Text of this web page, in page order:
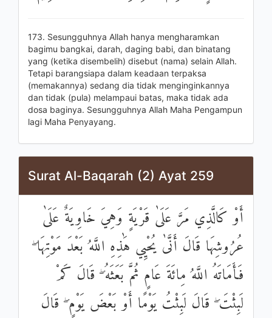
173. Sesungguhnya Allah hanya mengharamkan
bagimu bangkai, darah, daging babi, dan binatang
yang (ketika disembelih) disebut (nama) selain Allah.
Tetapi barangsiapa dalam keadaan terpaksa
(memakannya) sedang dia tidak menginginkannya
dan tidak (pula) melampaui batas, maka tidak ada
dosa baginya. Sesungguhnya Allah Maha Pengampun
lagi Maha Penyayang.
Surat Al-Baqarah (2) Ayat 259
أَوْ كَالَّذِي مَرَّ عَلَىٰ قَرْيَةٍ وَهِيَ خَاوِيَةٌ عَلَىٰ
عُرُوشِهَا قَالَ أَنَّىٰ يُحْيِي هَٰذِهِ اللَّهُ بَعْدَ مَوْتِهَا ۖ
فَأَمَاتَهُ اللَّهُ مِائَةَ عَامٍ ثُمَّ بَعَثَهُ ۖ قَالَ كَمْ
لَبِثْتَ ۖ قَالَ لَبِثْتُ يَوْمًا أَوْ بَعْضَ يَوْمٍ ۖ قَالَ